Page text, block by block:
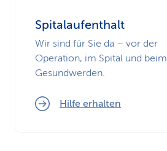
Spitalaufenthalt
Wir sind für Sie da – vor der
Operation, im Spital und beim
Gesundwerden.
Hilfe erhalten